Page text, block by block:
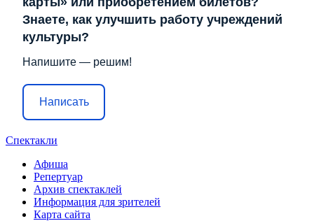
Знаете, как улучшить работу учреждений
культуры?
Напишите — решим!
Написать
Спектакли
Афиша
Репертуар
Архив спектаклей
Информация для зрителей
Карта сайта